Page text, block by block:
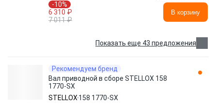
-10%
6 310 ₽
7 011 ₽
В корзину
Показать еще 43 предложения
Рекомендуем бренд
Вал приводной в сборе STELLOX 158
1770-SX
STELLOX 158 1770-SX